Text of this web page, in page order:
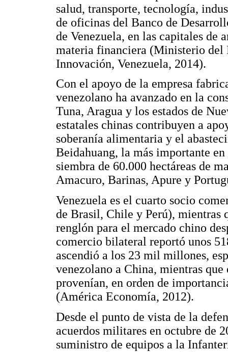
salud, transporte, tecnología,
de oficinas del Banco de
de Venezuela, en las capitales de
materia financiera (Ministerio del
Innovación, Venezuela, 2014).
Con el apoyo de la empresa
venezolano ha avanzado en la
Tuna, Aragua y los estados de
estatales chinas contribuyen a
soberanía alimentaria y el
Beidahuang, la más importante
siembra de 60.000 hectáreas de
Amacuro, Barinas, Apure y
Venezuela es el cuarto socio
de Brasil, Chile y Perú), mientras
renglón para el mercado chino
comercio bilateral reportó unos
ascendió a los 23 mil millones,
venezolano a China, mientras
provenían, en orden de
(América Economía, 2012).
Desde el punto de vista de la
acuerdos militares en octubre de
suministro de equipos a la